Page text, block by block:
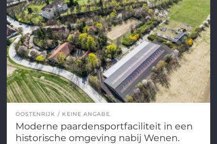
OOSTENRIJK KEINE ANGABE
Moderne paardensportfaciliteit in een
historische omgeving nabij Wenen.